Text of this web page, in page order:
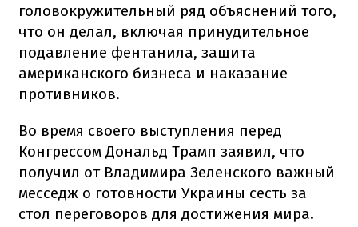
головокружительный ряд объяснений того,
что он делал, включая принудительное
подавление фентанила, защита
американского бизнеса и наказание
противников.
Во время своего выступления перед
Конгрессом Дональд Трамп заявил, что
получил от Владимира Зеленского важный
месседж о готовности Украины сесть за
стол переговоров для достижения мира.